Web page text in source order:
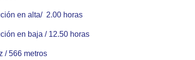
en alta/ 2.00 horas
en baja / 12.50 horas
/566 metros